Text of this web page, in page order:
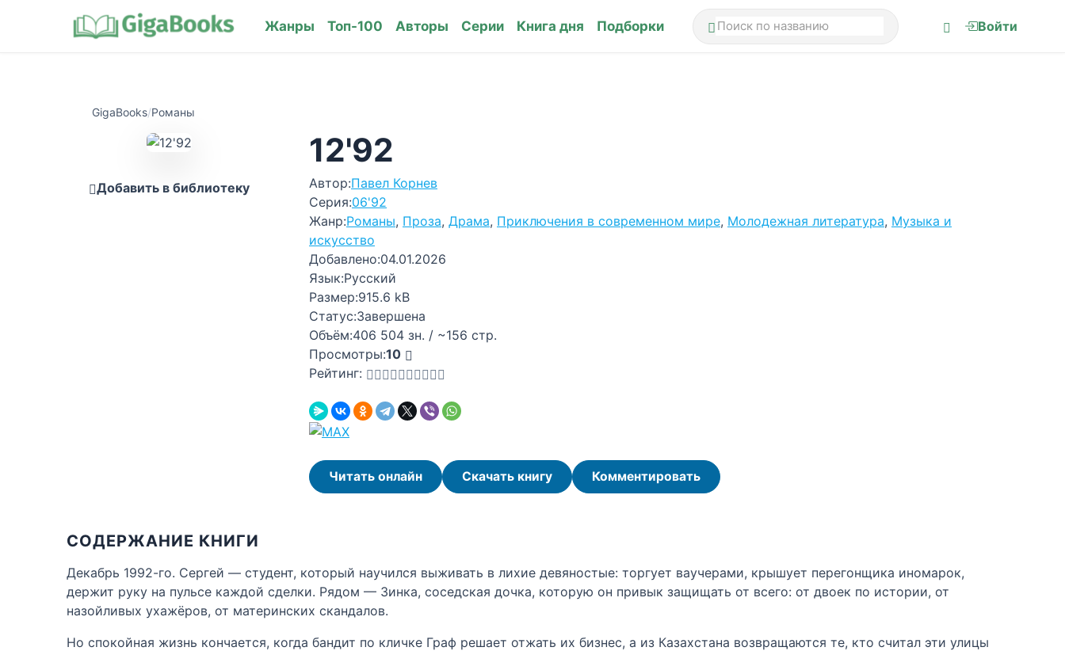
Жанры Топ-100 Авторы Серии Книга дня Подборки Войти
GigaBooks/Романы
Добавить в библиотеку
12'92
Автор:Павел Корнев
Серия:06'92
Жанр:Романы, Проза, Драма, Приключения в современном мире, Молодежная литература, Музыка и
искусство
Добавлено:04.01.2026
Язык:Русский
Размер:915.6 kB
Статус:Завершена
Объём:406 504 зн. / ~156 стр.
Просмотры:10
Рейтинг:
Читать онлайн Скачать книгу Комментировать
СОДЕРЖАНИЕ КНИГИ
Декабрь 1992-го. Сергей — студент, который научился выживать в лихие девяностые: торгует ваучерами, крышует перегонщика иномарок,
держит руку на пульсе каждой сделки. Рядом — Зинка, соседская дочка, которую он привык защищать от всего: от двоек по истории, от
назойливых ухажёров, от материнских скандалов.
Но спокойная жизнь кончается, когда бандит по кличке Граф решает отжать их бизнес, а из Казахстана возвращаются те, кто считал эти улицы